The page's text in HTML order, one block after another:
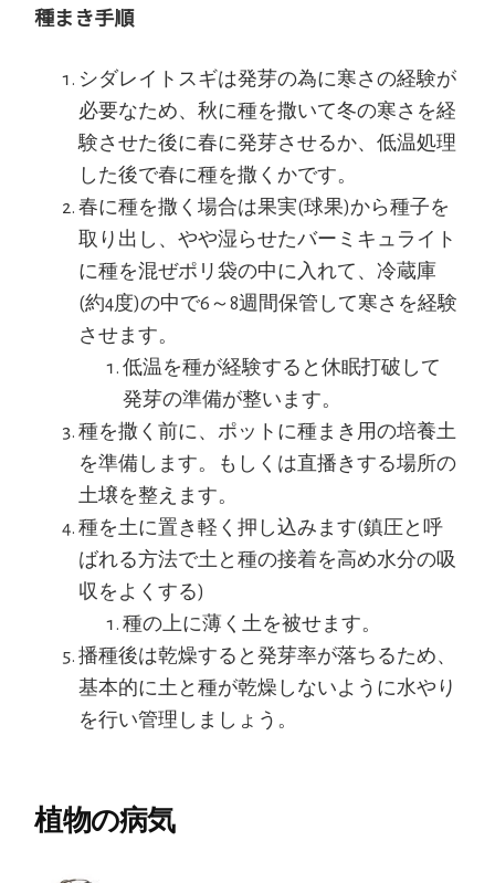
種まき手順
シダレイトスギは発芽の為に寒さの経験が
必要なため、秋に種を撒いて冬の寒さを経
験させた後に春に発芽させるか、低温処理
した後で春に種を撒くかです。
春に種を撒く場合は果実(球果)から種子を
取り出し、やや湿らせたバーミキュライト
に種を混ぜポリ袋の中に入れて、冷蔵庫
(約4度)の中で6～8週間保管して寒さを経験
させます。
低温を種が経験すると休眠打破して
発芽の準備が整います。
種を撒く前に、ポットに種まき用の培養土
を準備します。もしくは直播きする場所の
土壌を整えます。
種を土に置き軽く押し込みます(鎮圧と呼
ばれる方法で土と種の接着を高め水分の吸
収をよくする)
種の上に薄く土を被せます。
播種後は乾燥すると発芽率が落ちるため、
基本的に土と種が乾燥しないように水やり
を行い管理しましょう。
植物の病気